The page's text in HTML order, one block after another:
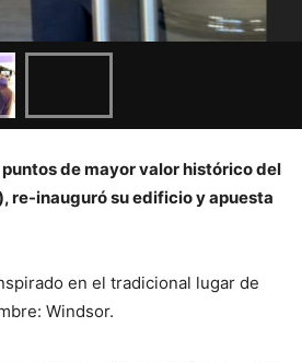
de mayor valor histórico del
re-inauguró su edificio y apuesta
en el tradicional lugar de
Windsor.